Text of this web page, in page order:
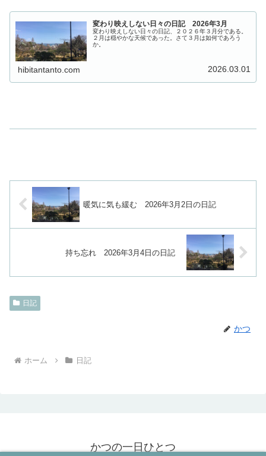
変わり映えしない日々の日記 2026年3月
変わり映えしない日々の日記、２０２６年３月分である。
２月は穏やかな天候であった。さて３月は如何であろう
か。
hibitantanto.com 2026.03.01
暖気に気も緩む 2026年3月2日の日記
持ち忘れ 2026年3月4日の日記
日記
かつ
ホーム 日記
かつの一日ひとつ